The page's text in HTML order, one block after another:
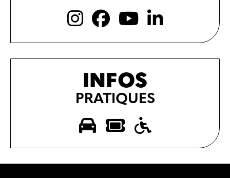
INFOS
PRATIQUES